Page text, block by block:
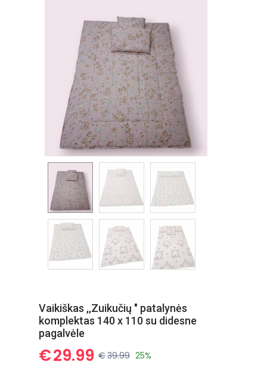
Vaikiškas ,,Zuikučių " patalynės
komplektas 140 x 110 su didesne
pagalvėle
€29.99 €39.99 25%